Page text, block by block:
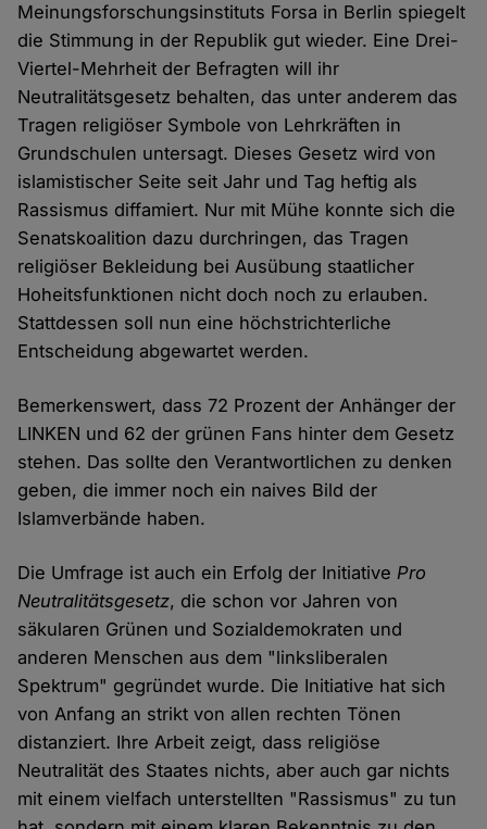
Meinungsforschungsinstituts Forsa in Berlin spiegelt
die Stimmung in der Republik gut wieder. Eine Drei-
Viertel-Mehrheit der Befragten will ihr
Neutralitätsgesetz behalten, das unter anderem das
Tragen religiöser Symbole von Lehrkräften in
Grundschulen untersagt. Dieses Gesetz wird von
islamistischer Seite seit Jahr und Tag heftig als
Rassismus diffamiert. Nur mit Mühe konnte sich die
Senatskoalition dazu durchringen, das Tragen
religiöser Bekleidung bei Ausübung staatlicher
Hoheitsfunktionen nicht doch noch zu erlauben.
Stattdessen soll nun eine höchstrichterliche
Entscheidung abgewartet werden.
Bemerkenswert, dass 72 Prozent der Anhänger der
LINKEN und 62 der grünen Fans hinter dem Gesetz
stehen. Das sollte den Verantwortlichen zu denken
geben, die immer noch ein naives Bild der
Islamverbände haben.
Die Umfrage ist auch ein Erfolg der InitiativePro
Neutralitätsgesetz, die schon vor Jahren von
säkularen Grünen und Sozialdemokraten und
anderen Menschen aus dem "linksliberalen
Spektrum" gegründet wurde. Die Initiative hat sich
von Anfang an strikt von allen rechten Tönen
distanziert. Ihre Arbeit zeigt, dass religiöse
Neutralität des Staates nichts, aber auch gar nichts
mit einem vielfach unterstellten "Rassismus" zu tun